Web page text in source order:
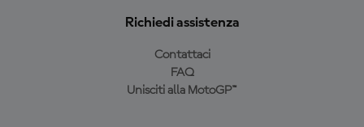
Richiedi assistenza
Contattaci
FAQ
Unisciti alla MotoGP™